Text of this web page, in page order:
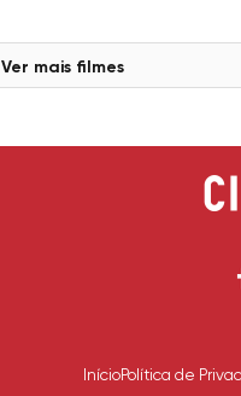
Ver mais filmes
InícioPolítica de